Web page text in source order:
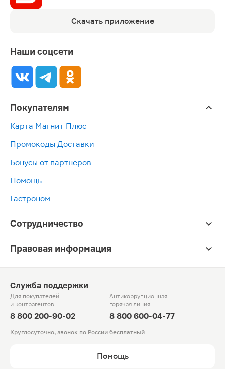
Скачать приложение
Наши соцсети
Покупателям
Карта Магнит Плюс
Промокоды Доставки
Бонусы от партнёров
Помощь
Гастроном
Сотрудничество
Правовая информация
Служба поддержки
Для покупателей
и контрагентов
8 800 200-90-02
Антикоррупционная
горячая линия
8 800 600-04-77
Круглосуточно, звонок по России бесплатный
Помощь